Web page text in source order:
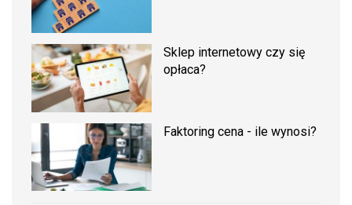
Sklep internetowy czy się
opłaca?
Faktoring cena - ile wynosi?